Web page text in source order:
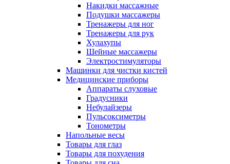
Накидки массажные
Подушки массажеры
Тренажеры для ног
Тренажеры для рук
Хулахупы
Шейные массажеры
Электростимуляторы
Машинки для чистки кистей
Медицинские приборы
Аппараты слуховые
Градусники
Небулайзеры
Пульсоксиметры
Тонометры
Напольные весы
Товары для глаз
Товары для похудения